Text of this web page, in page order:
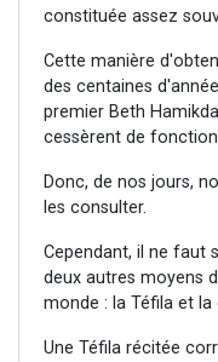
constituée assez
Cette manière
des centaines
premier Beth
cessèrent de
Donc, de nos jours,
les consulter.
Cependant, il ne faut
deux autres moyens
monde : la Téfila et
Une Téfila récitée